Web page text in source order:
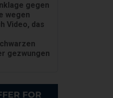
gegen
wegen
Video, das
gezwungen